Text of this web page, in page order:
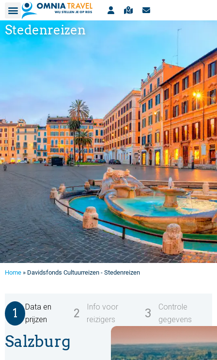
Stedenreizen
Home » Davidsfonds Cultuurreizen - Stedenreizen
Data en
prijzen
Info voor
reizigers
Controle
gegevens
Salzburg